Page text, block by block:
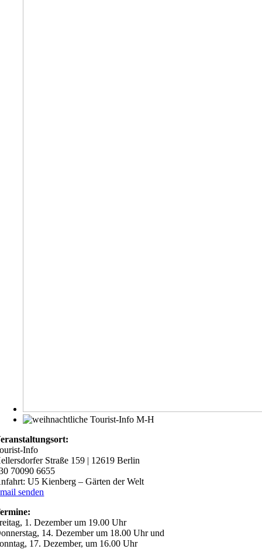
Info
Straße 159 | 12619 Berlin
70090 6655
U5 Kienberg – Gärten der Welt
senden
1. Dezember um 19.00 Uhr
14. Dezember um 18.00 Uhr und
17. Dezember, um 16.00 Uhr